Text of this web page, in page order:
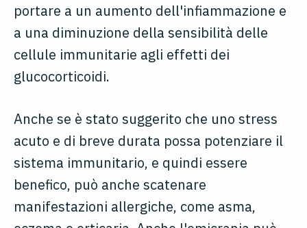
portare a un aumento dell'infiammazione e
a una diminuzione della sensibilità delle
cellule immunitarie agli effetti dei
glucocorticoidi.
Anche se è stato suggerito che uno stress
acuto e di breve durata possa potenziare il
sistema immunitario, e quindi essere
benefico, può anche scatenare
manifestazioni allergiche, come asma,